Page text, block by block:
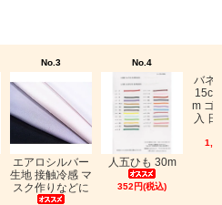
No.3
エアロシルバー
生地 接触冷感 マ
スク作りなどに
No.4
人五ひも 30m
352円(税込)
バネ
m ゴ
入